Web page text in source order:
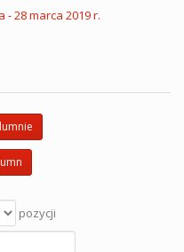
28 marca 2019 r.
pozycji